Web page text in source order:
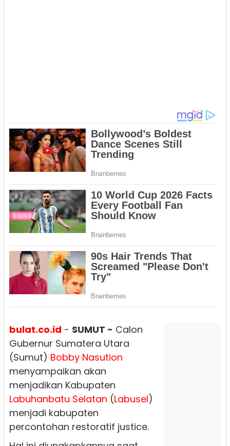
bulat.co.id - SUMUT - Calon
Gubernur Sumatera Utara
(Sumut) Bobby Nasution
menyampaikan akan
menjadikan Kabupaten
Labuhanbatu Selatan (Labusel)
menjadi kabupaten
percontohan restoratif justice.